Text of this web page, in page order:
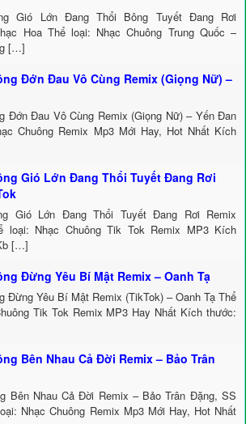
Gió Lớn Đang Thổi Bông Tuyết Đang Rơi
Hoa Thể loại: Nhạc Chuông Trung Quốc –
[…]
Đớn Đau Vô Cùng Remix (Giọng Nữ) –
Đớn Đau Vô Cùng Remix (Giọng Nữ) – Yến Đan
Chuông Remix Mp3 Mới Hay, Hot Nhất Kích
Gió Lớn Đang Thổi Tuyết Đang Rơi
Gió Lớn Đang Thổi Tuyết Đang Rơi Remix
loại: Nhạc Chuông Tik Tok Remix MP3 Kích
[…]
Đừng Yêu Bí Mật Remix – Oanh Tạ
Đừng Yêu Bí Mật Remix (TikTok) – Oanh Tạ Thể
Tik Tok Remix MP3 Hay Nhất Kích thước:
Bên Nhau Cả Đời Remix – Bảo Trân
Bên Nhau Cả Đời Remix – Bảo Trân Đặng, SS
Nhạc Chuông Remix Mp3 Mới Hay, Hot Nhất